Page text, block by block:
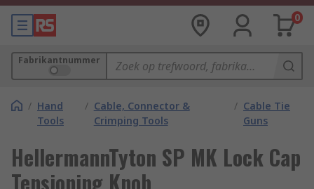
0
Fabrikantnummer
/ Hand
Tools
/ Cable, Connector &
Crimping Tools
/ Cable Tie
Guns
HellermannTyton SP MK Lock Cap
Tensioning Knob